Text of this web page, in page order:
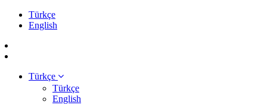
Türkçe
English
Türkçe
Türkçe
English